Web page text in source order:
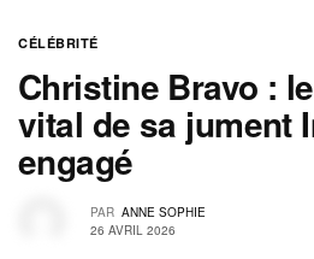
CÉLÉBRITÉ
Christine Bravo :
vital de sa jument
engagé
PAR ANNE SOPHIE
26 AVRIL 2026